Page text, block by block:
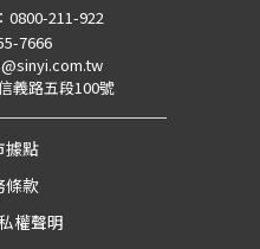
0800-211-922
7666
義路五段100號
據點
條款
權聲明